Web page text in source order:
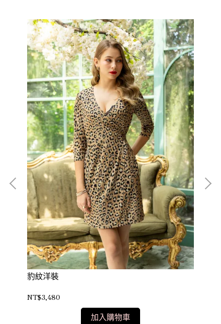
豹紋洋裝
NT$3,480
加入購物車